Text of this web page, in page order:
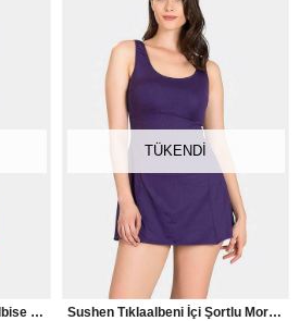
Tıklaalbeni Lacivert Taytlı Elbise Mayo T2670
TÜKENDI
Sushen Tıklaalbeni İçi Şortlu Mor Etekli Mayo T2660